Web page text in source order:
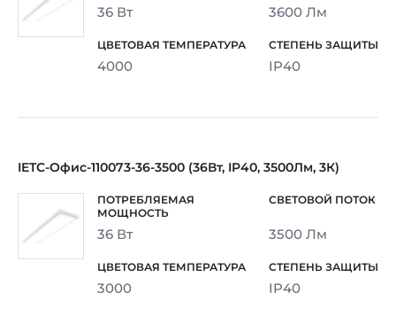
36 Вт 3600 Лм
4000 IP40
IETC-Офис-110073-36-3500 (36Вт, IP40, 3500Лм, 3К)
36 Вт 3500 Лм
3000 IP40